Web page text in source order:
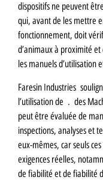
dispositifs ne peuvent
qui, avant de les mettre
fonctionnement, doit
d’animaux à proximité
les manuels d’utilisation
Faresin Industries
l’utilisation de . des
peut être évaluée de
inspections, analyses et
eux-mêmes, car seuls
exigences réelles,
de fiabilité et de fiabilité